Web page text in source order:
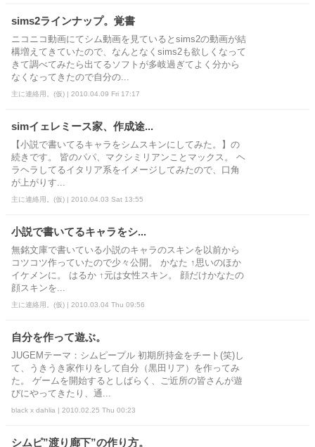
sims2ラインナップ。覚書
ニコニコ動画にてシム動画を見ているとsims2の動画が結
構増えてきていたので、なんとなくsims2も欲しくなって
きて調べてみたら出てるソフトが多岐過ぎてよく分から
なくなってきたので自分の...
主に連絡用。(仮) | 2010.04.09 Fri 17:17
simイェレミース家、作成途...
【小説で書いてるキャラをシムスキンにしてみた。】の
続きです。 皆のパパ、マクシミリアンことマックス。 ヘ
ラヘラしてるイタリア系をイメージしてみたので、口角
が上がりす...
主に連絡用。(仮) | 2010.04.03 Sat 13:55
小説で書いてるキャラをシ...
無銘文庫で書いている小説のキャラのスキンを以前から
コツコツ作っていたので少々公開。 かなた ↑思いのほか
イケメンに。 はるか ↑元は女性スキン。 顔だけかなたの
顔スキンを...
主に連絡用。(仮) | 2010.03.04 Thu 09:56
自分を作って遊ぶ。
JUGEMテーマ：シムピープル 初期所持金をチート(笑)し
て、うきうき家作りをして自分（黒田リア）を作ってみ
た。 ゲームを開始するとしばらく、ご近所の皆さんが遊
びにやってきたり、通...
black x dahlia | 2010.02.25 Thu 00:23
シムピ”渡り廊下”の作り方。